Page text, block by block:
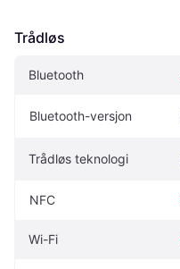
Trådløs
Bluetooth
Bluetooth-versjon
Trådløs teknologi
NFC
Wi-Fi